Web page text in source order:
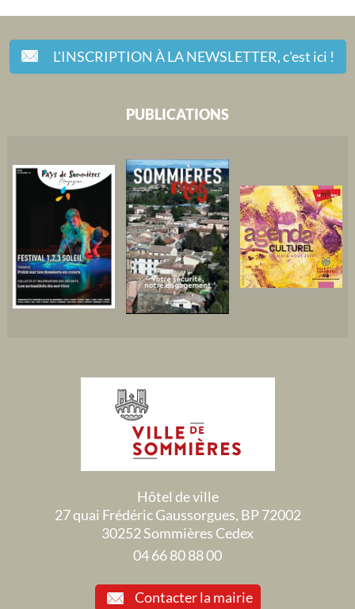
L'INSCRIPTION À LA NEWSLETTER,c'est ici !
PUBLICATIONS
Hôtel de ville
27 quai Frédéric Gaussorgues, BP 72002
30252 Sommières Cedex
04 66 80 88 00
Contacter la mairie